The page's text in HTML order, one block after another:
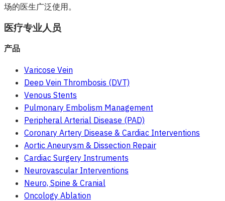
场的医生广泛使用。
医疗专业人员
产品
Varicose Vein
Deep Vein Thrombosis (DVT)
Venous Stents
Pulmonary Embolism Management
Peripheral Arterial Disease (PAD)
Coronary Artery Disease & Cardiac Interventions
Aortic Aneurysm & Dissection Repair
Cardiac Surgery Instruments
Neurovascular Interventions
Neuro, Spine & Cranial
Oncology Ablation